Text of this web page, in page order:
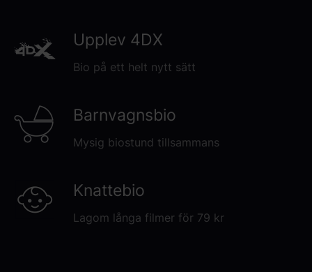
Upplev 4DX
Bio på ett helt nytt sätt
Barnvagnsbio
Mysig biostund tillsammans
Knattebio
Lagom långa filmer för 79 kr